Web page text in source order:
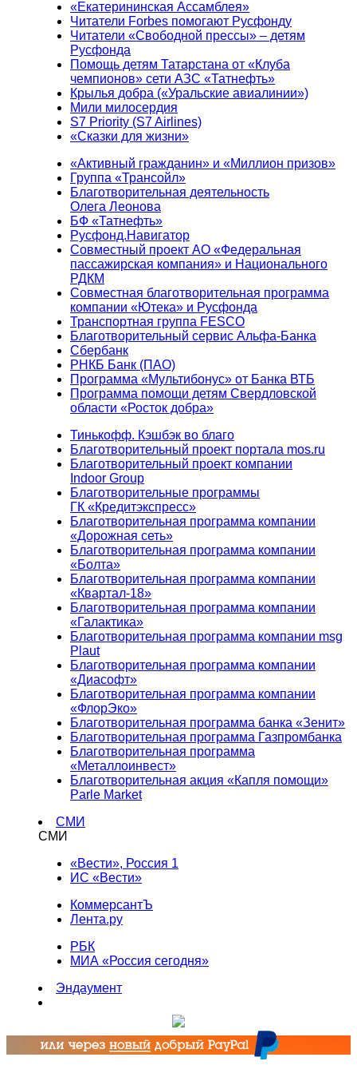
«Екатерининская Ассамблея»
Читатели Forbes помогают Русфонду
Читатели «Свободной прессы» – детям
Русфонда
Помощь детям Татарстана от «Клуба
чемпионов» сети АЗС «Татнефть»
Крылья добра («Уральские авиалинии»)
Мили милосердия
S7 Priority (S7 Airlines)
«Сказки для жизни»
«Активный гражданин» и «Миллион призов»
Группа «Трансойл»
Благотворительная деятельность
Олега Леонова
БФ «Татнефть»
Русфонд.Навигатор
Совместный проект АО «Федеральная
пассажирская компания» и Национального
РДКМ
Совместная благотворительная программа
компании «Ютека» и Русфонда
Транспортная группа FESCO
Благотворительный сервис Альфа-Банка
Сбербанк
РНКБ Банк (ПАО)
Программа «Мультибонус» от Банка ВТБ
Программа помощи детям Свердловской
области «Росток добра»
Тинькофф. Кэшбэк во благо
Благотворительный проект портала mos.ru
Благотворительный проект компании
Indoor Group
Благотворительные программы
ГК «Кредитэкспресс»
Благотворительная программа компании
«Дорожная сеть»
Благотворительная программа компании
«Болта»
Благотворительная программа компании
«Квартал-18»
Благотворительная программа компании
«Галактика»
Благотворительная программа компании msg
Plaut
Благотворительная программа компании
«Диасофт»
Благотворительная программа компании
«ФлорЭко»
Благотворительная программа банка «Зенит»
Благотворительная программа Газпромбанка
Благотворительная программа
«Металлоинвест»
Благотворительная акция «Капля помощи»
Parle Market
СМИ
СМИ
«Вести», Россия 1
ИС «Вести»
КоммерсантЪ
Лента.ру
РБК
МИА «Россия сегодня»
Эндаумент